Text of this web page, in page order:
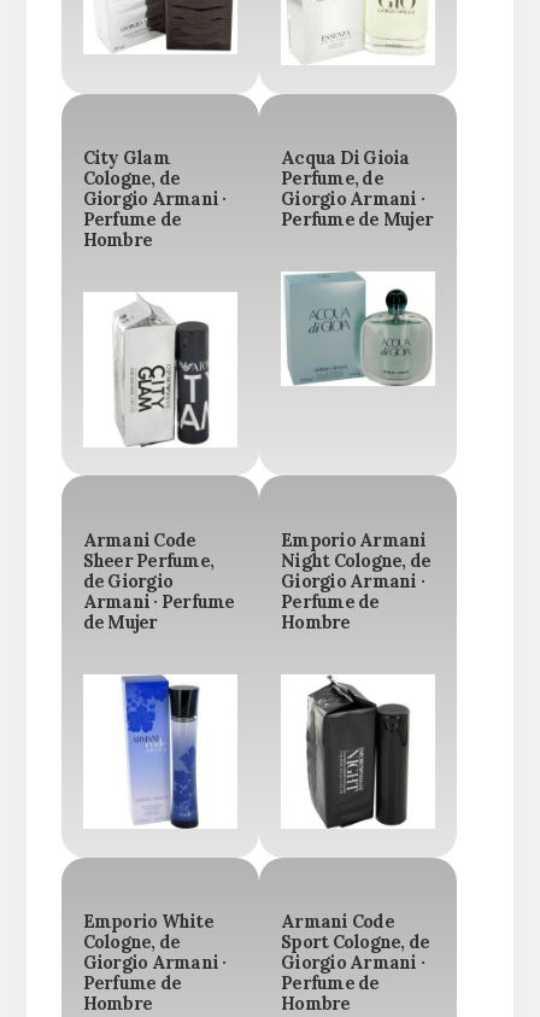
City Glam
Cologne, de
Giorgio Armani ·
Perfume de
Hombre
Acqua Di Gioia
Perfume, de
Giorgio Armani ·
Perfume de Mujer
Armani Code
Sheer Perfume,
de Giorgio
Armani · Perfume
de Mujer
Emporio Armani
Night Cologne, de
Giorgio Armani ·
Perfume de
Hombre
Emporio White
Cologne, de
Giorgio Armani ·
Perfume de
Hombre
Armani Code
Sport Cologne, de
Giorgio Armani ·
Perfume de
Hombre